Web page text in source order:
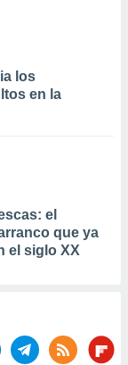
los
en la
el
que ya
el siglo XX